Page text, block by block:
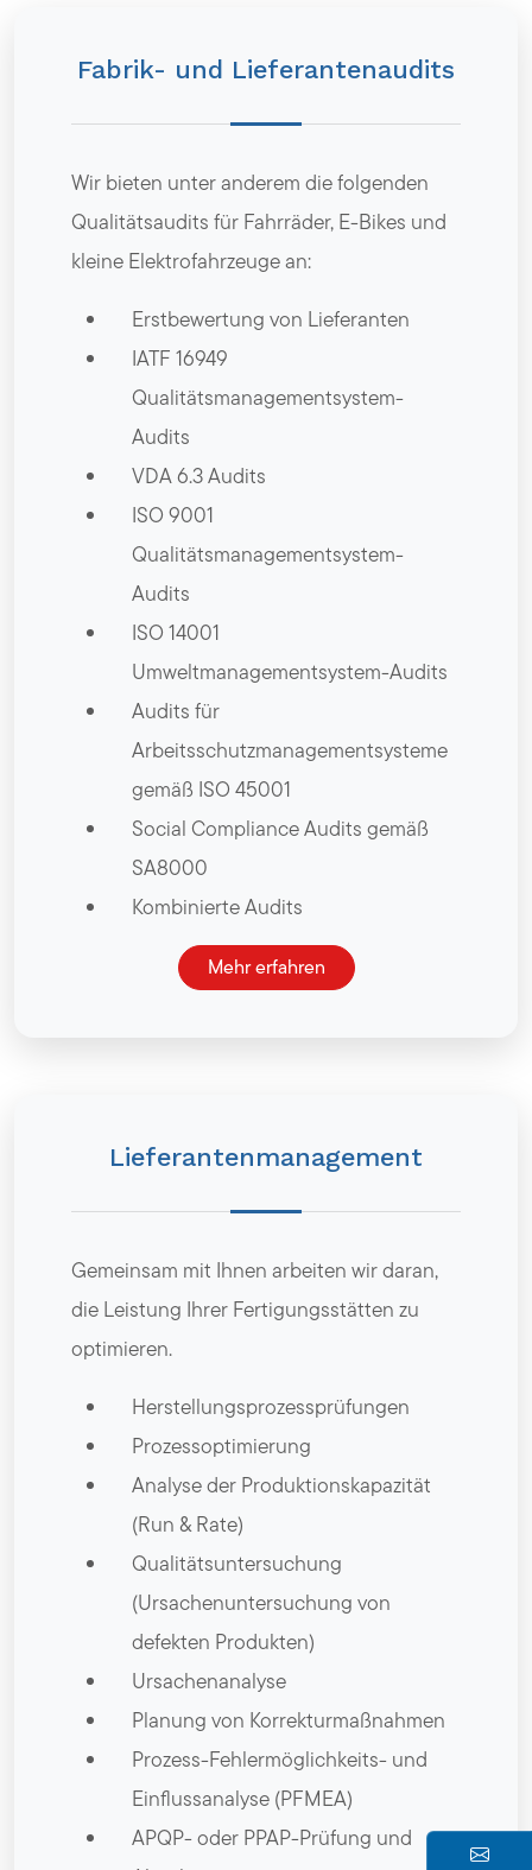
Fabrik- und Lieferantenaudits
Wir bieten unter anderem die folgenden
Qualitätsaudits für Fahrräder, E-Bikes und
kleine Elektrofahrzeuge an:
Erstbewertung von Lieferanten
IATF 16949
Qualitätsmanagementsystem-
Audits
VDA 6.3 Audits
ISO 9001
Qualitätsmanagementsystem-
Audits
ISO 14001
Umweltmanagementsystem-Audits
Audits für
Arbeitsschutzmanagementsysteme
gemäß ISO 45001
Social Compliance Audits gemäß
SA8000
Kombinierte Audits
Mehr erfahren
Lieferantenmanagement
Gemeinsam mit Ihnen arbeiten wir daran,
die Leistung Ihrer Fertigungsstätten zu
optimieren.
Herstellungsprozessprüfungen
Prozessoptimierung
Analyse der Produktionskapazität
(Run & Rate)
Qualitätsuntersuchung
(Ursachenuntersuchung von
defekten Produkten)
Ursachenanalyse
Planung von Korrekturmaßnahmen
Prozess-Fehlermöglichkeits- und
Einflussanalyse (PFMEA)
APQP- oder PPAP-Prüfung und